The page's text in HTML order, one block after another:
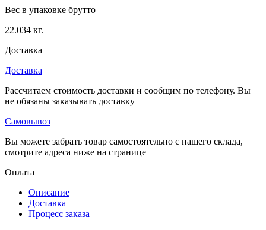
Вес в упаковке брутто
22.034 кг.
Доставка
Доставка
Рассчитаем стоимость доставки и сообщим по телефону. Вы
не обязаны заказывать доставку
Самовывоз
Вы можете забрать товар самостоятельно с нашего склада,
смотрите адреса ниже на странице
Оплата
Описание
Доставка
Процесс заказа